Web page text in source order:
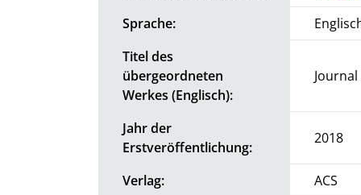
Sprache:
Titel des
übergeordneten
Werkes (Englisch):
Jahr der
Erstveröffentlichung:
2018
Verlag:
ACS